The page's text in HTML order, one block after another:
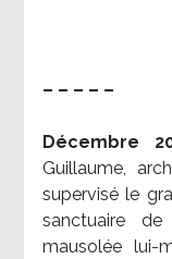
– – – – –
Décembre
Guillaume,
supervisé le
sanctuaire
mausolée lui-